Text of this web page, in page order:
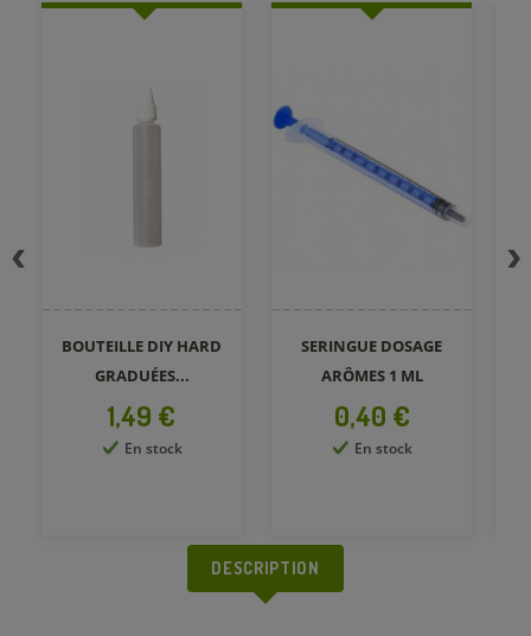
BOUTEILLE DIY HARD
GRADUÉES...
Prix
1,49 €
En stock
SERINGUE DOSAGE
ARÔMES 1 ML
Prix
0,40 €
En stock
DESCRIPTION